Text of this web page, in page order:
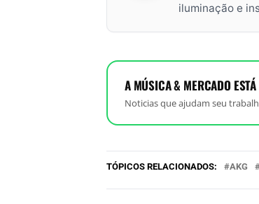
iluminação e
A MÚSICA & MERCADO
Noticias que ajudam seu
TÓPICOS RELACIONADOS: AKG